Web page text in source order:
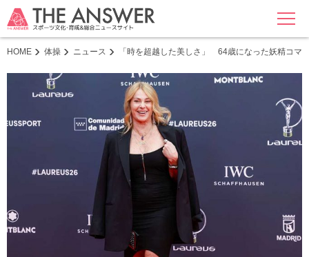
MENU
HOME 体操 ニュース 「時を超越した美しさ」 64歳になった妖精コマ